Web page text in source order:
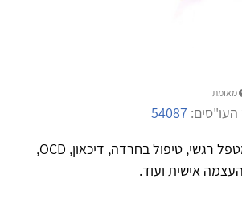
מאומת
54087
אריאל סבח, עו''ס, מטפל רגשי, טיפול בחרדה, דיכאון, OCD,
אישית ועוד.